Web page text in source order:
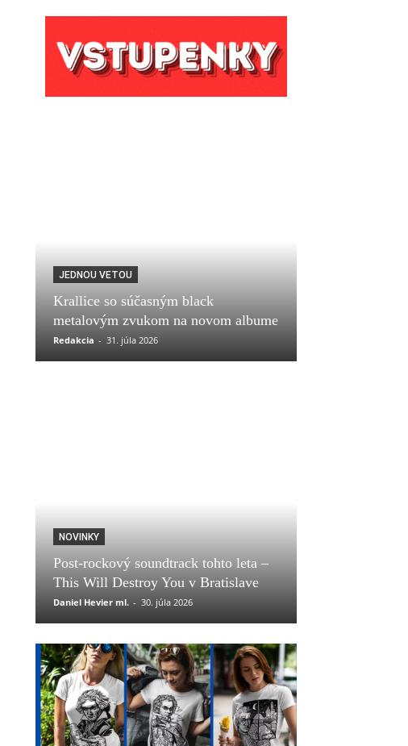
JEDNOU VETOU
Krallice so súčasným black
metalovým zvukom na novom albume
Redakcia - 31. júla 2026
NOVINKY
Post-rockový soundtrack tohto leta –
This Will Destroy You v Bratislave
Daniel Hevier ml. - 30. júla 2026